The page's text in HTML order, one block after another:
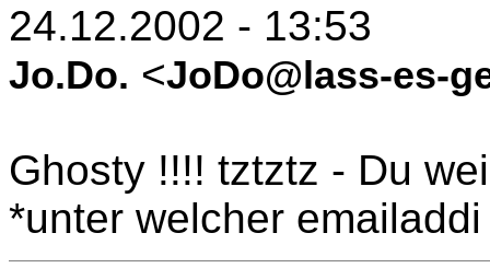
24.12.2002 - 13:53
Jo.Do. <JoDo@lass-es-
Ghosty !!!! tztztz - Du
*unter welcher